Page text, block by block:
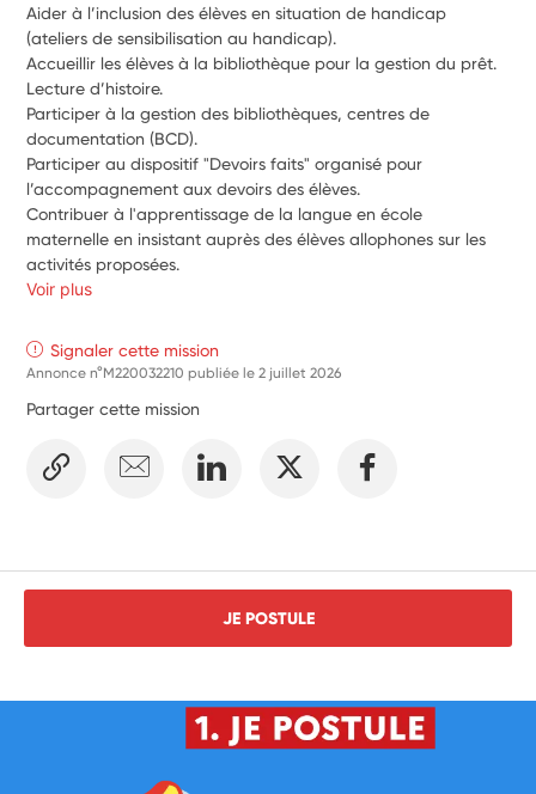
Aider à l’inclusion des élèves en situation de handicap
(ateliers de sensibilisation au handicap).
Accueillir les élèves à la bibliothèque pour la gestion du prêt.
Lecture d’histoire.
Participer à la gestion des bibliothèques, centres de
documentation (BCD).
Participer au dispositif "Devoirs faits" organisé pour
l’accompagnement aux devoirs des élèves.
Contribuer à l'apprentissage de la langue en école
maternelle en insistant auprès des élèves allophones sur les
activités proposées.
Voir plus
Signaler cette mission
Annonce n°M220032210 publiée le2 juillet 2026
Partager cette mission
JE POSTULE